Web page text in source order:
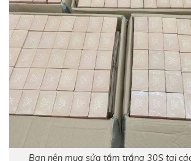
Bạn nên mua sửa tắm trắng 30S tại